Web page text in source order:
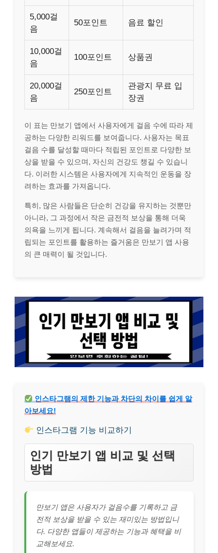
5,000걸
음
50포인트 음료 할인
10,000걸
음
100포인트 상품권
20,000걸
음
250포인트
관광지 무료 입
장권
이 표는 만보기 앱에서 사용자에게 걸음 수에 따라 제
공하는 다양한 리워드를 보여줍니다. 사용자는 목표
걸음 수를 달성할 때마다 적립된 포인트로 다양한 보
상을 받을 수 있으며, 자신의 건강도 챙길 수 있습니
다. 이러한 시스템은 사용자에게 지속적인 운동을 장
려하는 효과를 가져옵니다.
특히, 많은 사람들은 단순히 건강을 유지하는 것뿐만
아니라, 그 과정에서 작은 금전적 보상을 통해 더욱
의욕을 느끼게 됩니다. 계속해서 걸음을 늘려가며 적
립되는 포인트를 활용하는 즐거움은 만보기 앱 사용
의 큰 매력이 될 것입니다.
인스타그램의 제한 기능과 차단의 차이를 쉽게 알
아보세요!
인스타그램 기능 비교하기
인기 만보기 앱 비교 및 선택
방법
만보기 앱은 사용자가 걸음수를 기록하고 금
전적 보상을 받을 수 있는 재미있는 방법입니
다. 다양한 앱들이 제공하는 기능과 혜택을 비
교해보세요.